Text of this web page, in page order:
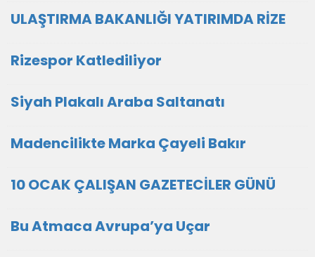
ULAŞTIRMA BAKANLIĞI YATIRIMDA RİZE
Rizespor Katlediliyor
Siyah Plakalı Araba Saltanatı
Madencilikte Marka Çayeli Bakır
10 OCAK ÇALIŞAN GAZETECİLER GÜNÜ
Bu Atmaca Avrupa’ya Uçar